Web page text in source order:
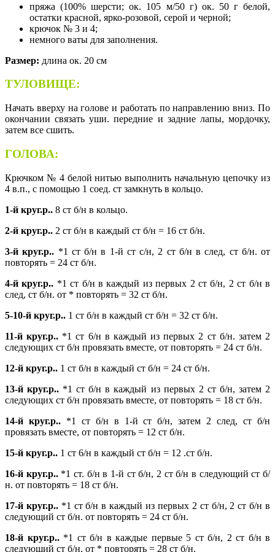
пряжа (100% шерсти; ок. 105 м/50 г) ок. 50 г белой,
остатки красной, ярко-розовой, серой и черной;
крючок № 3 и 4;
немного ваты для заполнения.
Размер: длина ок. 20 см
ТУЛОВИЩЕ:
Начать вверху на голове и работать по направлению вниз. По
окончании связать уши. передние и задние лапы, мордочку,
затем все сшить.
ГОЛОВА:
Крючком № 4 белой нитью выполнить начальную цепочку из
4 в.п., с помощью 1 соед. ст замкнуть в кольцо.
1-й круг.р.. 8 ст б/н в кольцо.
2-й круг.р.. 2 ст б/н в каждый ст б/н = 16 ст б/н.
3-й круг.р.. *1 ст б/н в 1-й ст с/н, 2 ст б/н в след, ст б/н. от
повторять = 24 ст б/н.
4-й круг.р.. *1 ст б/н в каждый из первых 2 ст б/н, 2 ст б/н в
след, ст б/н. от * повторять = 32 ст б/н.
5-10-й круг.р.. 1 ст б/н в каждый ст б/н = 32 ст б/н.
11-й круг.р.. *1 ст 6/н в каждый из первых 2 ст б/н. затем 2
следующих ст б/н провязать вместе, от повторять = 24 ст б/н.
12-й круг.р.. 1 ст б/н в каждый ст б/н = 24 ст б/н.
13-й круг.р.. *1 ст б/н в каждый из первых 2 ст б/н, затем 2
следующих ст б/н провязать вместе, от повторять = 18 ст б/н.
14-й круг.р..*1 ст б/н в 1-й ст б/н, затем 2 след, ст б/н
провязать вместе, от повторять = 12 ст б/н.
15-й круг.р.. 1 ст 6/н в каждый ст б/н = 12 .ст б/н.
16-й круг.р..*1 ст. б/н в 1-й ст б/н, 2 ст б/н в следующий ст б/
н. от повторять = 18 ст б/н.
17-й круг.р..*1 ст б/н в каждый из первых 2 ст б/н, 2 ст б/н в
следующий ст б/н. от повторять = 24 ст б/н.
18-й круг.р..*1 ст б/н в каждые первые 5 ст б/н, 2 ст б/н в
следующий ст б/н, от * повторять = 28 ст б/н.